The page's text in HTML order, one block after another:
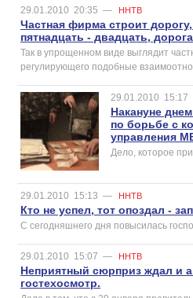
29.01.2010 20:35 — ННТВ
Частная фирма строит
пятнадцать - двадцать,
Так в упрощенном виде выглядит
регулирующего подобные
29.01.2010 15:17
Накануне
по борьбе с
управления
Дело, которое
29.01.2010 15:13 — ННТВ
Кто не успел, тот опоздал -
С сегодняшнего дня повысилась
29.01.2010 15:07 — ННТВ
Неприятный сюрприз ждал и
гостехосмотр.